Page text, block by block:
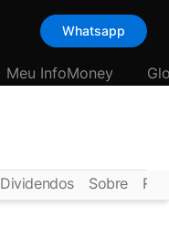
Whatsapp
Meu InfoMoney
Dividendos Sobre